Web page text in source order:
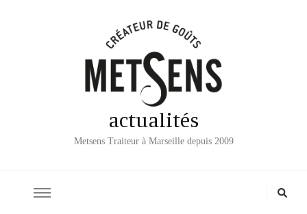
actualités
Metsens Traiteur à Marseille depuis 2009